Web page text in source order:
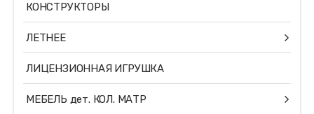
КОНСТРУКТОРЫ
ЛЕТНЕЕ
ЛИЦЕНЗИОННАЯ ИГРУШКА
МЕБЕЛЬ дет. КОЛ. МАТР